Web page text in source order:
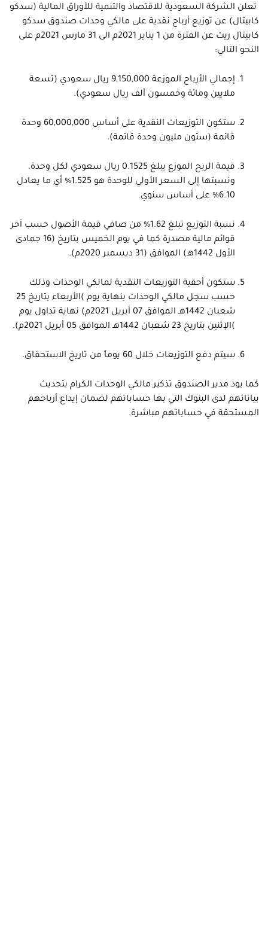
تعلن الشركة السعودية للاقتصاد والتنمية للأوراق المالية (سدكو
كابيتال) عن توزيع أرباح نقدية على مالكي وحدات صندوق سدكو
كابيتال ريت عن الفترة من 1 يناير 2021م الى 31 مارس 2021م على
النحو التالي:
إجمالي الأرباح الموزعة 9,150,000 ريال سعودي (تسعة
ملايين ومائة وخمسون ألف ريال سعودي).
ستكون التوزيعات النقدية على أساس 60,000,000 وحدة
قائمة (ستون مليون وحدة قائمة).
قيمة الربح الموزع يبلغ 0.1525 ريال سعودي لكل وحدة،
ونسبتها إلى السعر الأولي للوحدة هو 1.525% أي ما يعادل
6.10% على أساس سنوي.
نسبة التوزيع تبلغ 1.62% من صافي قيمة الأصول حسب آخر
قوائم مالية مصدرة كما في يوم الخميس بتاريخ (16 جمادى
الأول 1442هـ) الموافق (31 ديسمبر 2020م).
ستكون أحقية التوزيعات النقدية لمالكي الوحدات وذلك
حسب سجل مالكي الوحدات بنهاية يوم )الأربعاء بتاريخ 25
شعبان 1442هـ الموافق 07 أبريل 2021م) نهاية تداول يوم
)الإثنين بتاريخ 23 شعبان 1442هـ الموافق 05 أبريل 2021م).
سيتم دفع التوزيعات خلال 60 يوماً من تاريخ الاستحقاق.
كما يود مدير الصندوق تذكير مالكي الوحدات الكرام بتحديث
بياناتهم لدى البنوك التي بها حساباتهم لضمان إيداع أرباحهم
المستحقة في حساباتهم مباشرة.